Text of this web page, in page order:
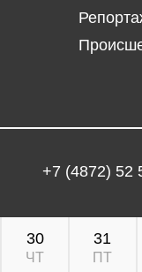
+7 (4872) 52
30
ЧТ
31
ПТ